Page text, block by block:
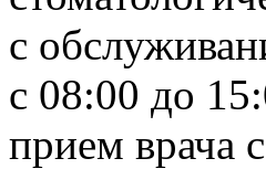
с
с 08:00 до
прием врача